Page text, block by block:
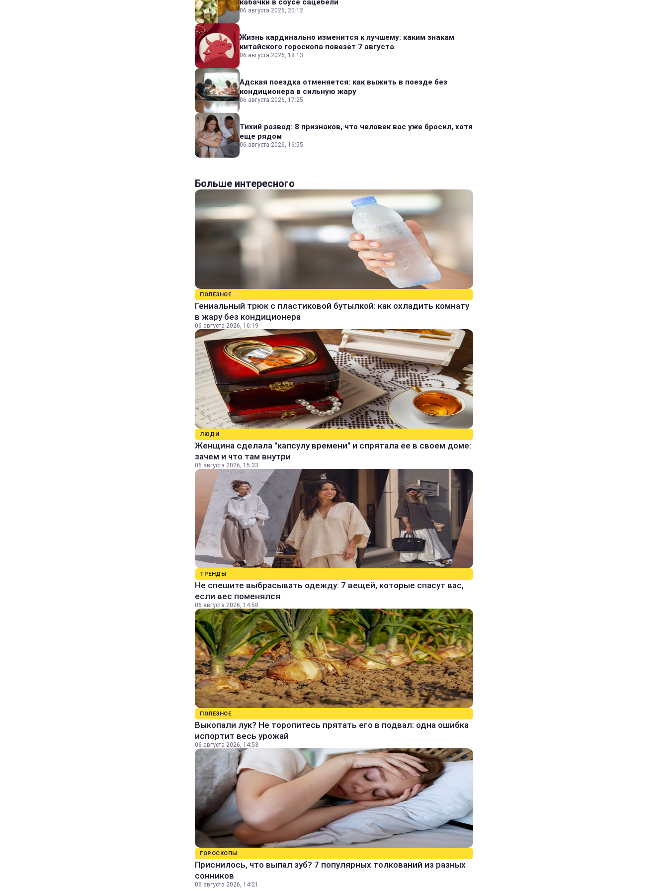
кабачки в соусе сацебели
06 августа 2026, 20:12
Жизнь кардинально изменится к лучшему: каким знакам
китайского гороскопа повезет 7 августа
06 августа 2026, 18:13
Адская поездка отменяется: как выжить в поезде без
кондиционера в сильную жару
06 августа 2026, 17:25
Тихий развод: 8 признаков, что человек вас уже бросил, хотя
еще рядом
06 августа 2026, 16:55
Больше интересного
ПОЛЕЗНОЕ
Гениальный трюк с пластиковой бутылкой: как охладить комнату
в жару без кондиционера
06 августа 2026, 16:19
ЛЮДИ
Женщина сделала "капсулу времени" и спрятала ее в своем доме:
зачем и что там внутри
06 августа 2026, 15:33
ТРЕНДЫ
Не спешите выбрасывать одежду: 7 вещей, которые спасут вас,
если вес поменялся
06 августа 2026, 14:58
ПОЛЕЗНОЕ
Выкопали лук? Не торопитесь прятать его в подвал: одна ошибка
испортит весь урожай
06 августа 2026, 14:53
ГОРОСКОПЫ
Приснилось, что выпал зуб? 7 популярных толкований из разных
сонников
06 августа 2026, 14:21